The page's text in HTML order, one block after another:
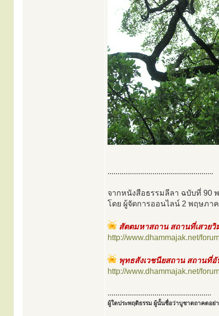
......................................................
จากหนังสือธรรมลีลา ฉบับที่ 90
โดย ผู้จัดการออนไลน์ 2 พฤษภา
สัตตมหาสถาน สถานที่เสวย
http://www.dhammajak.net/
พุทธสังเวชนียสถาน สถานที่อั
http://www.dhammajak.net/
.....................................................
ผู้ใดประพฤติธรรม ผู้นั้นชื่อว่าบูชาตถาคตอย่า